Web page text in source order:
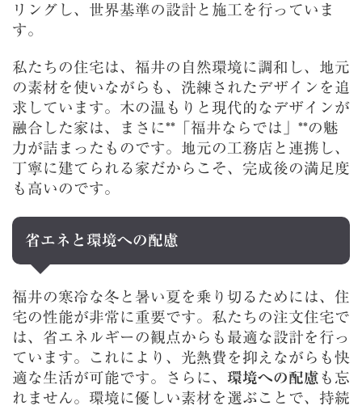
リングし、世界基準の設計と施工を行っていま
す。
私たちの住宅は、福井の自然環境に調和し、地元
の素材を使いながらも、洗練されたデザインを追
求しています。木の温もりと現代的なデザインが
融合した家は、まさに**「福井ならでは」**の魅
力が詰まったものです。地元の工務店と連携し、
丁寧に建てられる家だからこそ、完成後の満足度
も高いのです。
省エネと環境への配慮
福井の寒冷な冬と暑い夏を乗り切るためには、住
宅の性能が非常に重要です。私たちの注文住宅で
は、省エネルギーの観点からも最適な設計を行っ
ています。これにより、光熱費を抑えながらも快
適な生活が可能です。さらに、 環境への配慮 も忘
れません。環境に優しい素材を選ぶことで、持続